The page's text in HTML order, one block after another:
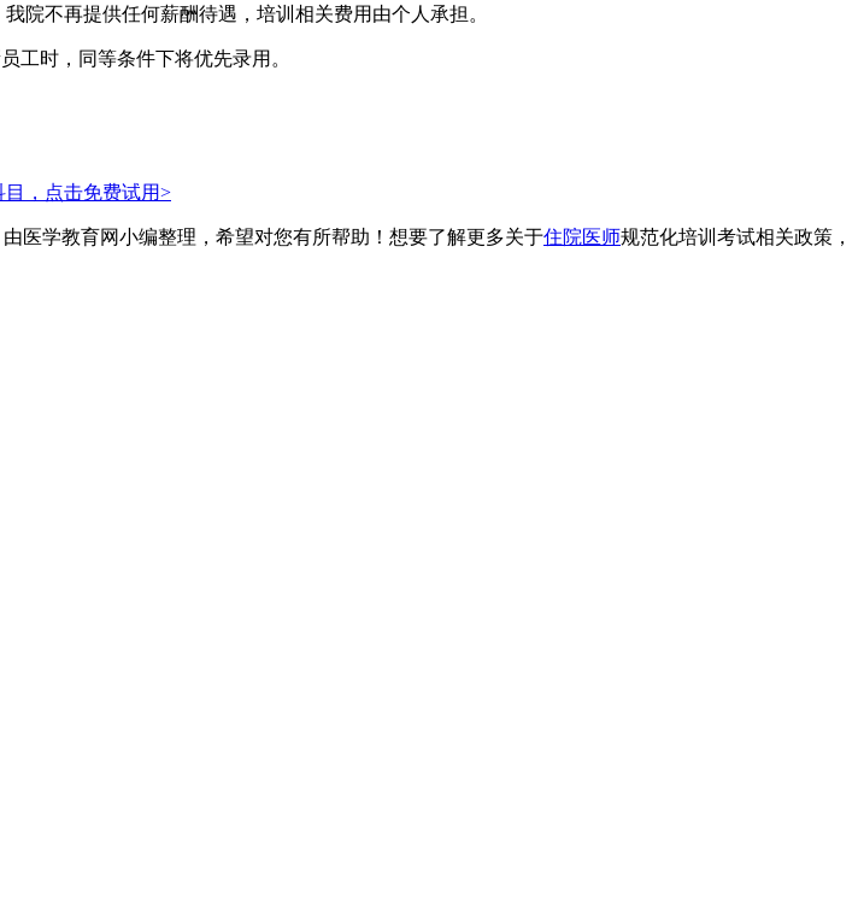
院不再提供任何薪酬待遇，培训相关费用由个人承担。
工时，同等条件下将优先录用。
，点击免费试用>
医学教育网小编整理，希望对您有所帮助！想要了解更多关于住院医师规范化培训考试相关政策，